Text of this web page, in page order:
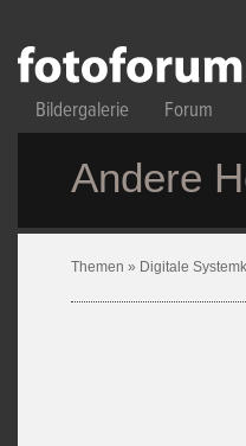
Bildergalerie Forum
Andere
Themen » Digitale